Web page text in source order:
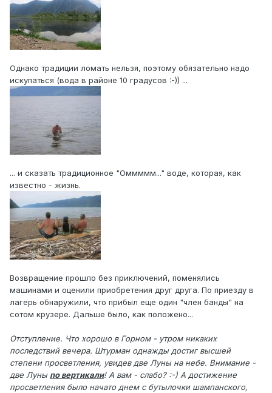
Однако традиции ломать нельзя, поэтому обязательно надо
искупаться (вода в районе 10 градусов :-)) ...
... и сказать традиционное "Оммммм..." воде, которая, как
известно - жизнь.
Возвращение прошло без приключений, поменялись
машинами и оценили приобретения друг друга. По приезду в
лагерь обнаружили, что прибыл еще один "член банды" на
сотом крузере. Дальше было, как положено...
Отступление. Что хорошо в Горном - утром никаких
последствий вечера. Штурман однажды достиг высшей
степени просветления, увидев две Луны на небе. Внимание -
две Луны по вертикали! А вам - слабо? :-) А достижение
просветления было начато днем с бутылочки шампанского,